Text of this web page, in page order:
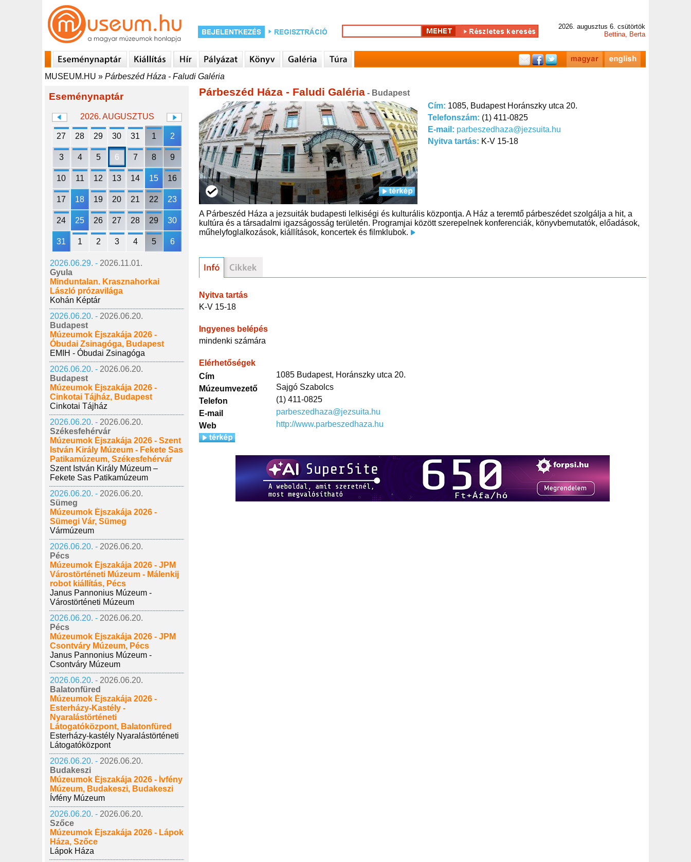
2026. augusztus 6. csütörtök
Bettina, Berta
MUSEUM.HU » Párbeszéd Háza - Faludi Galéria
Eseménynaptár
2026. AUGUSZTUS
27 28 29 30 31 1 2
3 4 5 6 7 8 9
10 11 12 13 14 15 16
17 18 19 20 21 22 23
24 25 26 27 28 29 30
31 1 2 3 4 5 6
2026.06.29. - 2026.11.01.
Gyula
Minduntalan. Krasznahorkai
László prózavilága
Kohán Képtár
2026.06.20. - 2026.06.20.
Budapest
Múzeumok Éjszakája 2026 -
Óbudai Zsinagóga, Budapest
EMIH - Óbudai Zsinagóga
2026.06.20. - 2026.06.20.
Budapest
Múzeumok Éjszakája 2026 -
Cinkotai Tájház, Budapest
Cinkotai Tájház
2026.06.20. - 2026.06.20.
Székesfehérvár
Múzeumok Éjszakája 2026 - Szent
István Király Múzeum - Fekete Sas
Patikamúzeum, Székesfehérvár
Szent István Király Múzeum –
Fekete Sas Patikamúzeum
2026.06.20. - 2026.06.20.
Sümeg
Múzeumok Éjszakája 2026 -
Sümegi Vár, Sümeg
Vármúzeum
2026.06.20. - 2026.06.20.
Pécs
Múzeumok Éjszakája 2026 - JPM
Várostörténeti Múzeum - Málenkij
robot kiállítás, Pécs
Janus Pannonius Múzeum -
Várostörténeti Múzeum
2026.06.20. - 2026.06.20.
Pécs
Múzeumok Éjszakája 2026 - JPM
Csontváry Múzeum, Pécs
Janus Pannonius Múzeum -
Csontváry Múzeum
2026.06.20. - 2026.06.20.
Balatonfüred
Múzeumok Éjszakája 2026 -
Esterházy-Kastély -
Nyaralástörténeti
Látogatóközpont, Balatonfüred
Esterházy-kastély Nyaralástörténeti
Látogatóközpont
2026.06.20. - 2026.06.20.
Budakeszi
Múzeumok Éjszakája 2026 - Ívfény
Múzeum, Budakeszi, Budakeszi
Ívfény Múzeum
2026.06.20. - 2026.06.20.
Szőce
Múzeumok Éjszakája 2026 - Lápok
Háza, Szőce
Lápok Háza
Párbeszéd Háza - Faludi Galéria - Budapest
Cím: 1085, Budapest Horánszky utca 20.
Telefonszám: (1) 411-0825
E-mail: parbeszedhaza@jezsuita.hu
Nyitva tartás: K-V 15-18
A Párbeszéd Háza a jezsuiták budapesti lelkiségi és kulturális központja. A Ház a teremtő párbeszédet szolgálja a hit, a
kultúra és a társadalmi igazságosság területén. Programjai között szerepelnek konferenciák, könyvbemutatók, előadások,
műhelyfoglalkozások, kiállítások, koncertek és filmklubok.
Nyitva tartás
K-V 15-18
Ingyenes belépés
mindenki számára
Elérhetőségek
Cím
1085 Budapest, Horánszky utca 20.
Múzeumvezető
Sajgó Szabolcs
Telefon
(1) 411-0825
E-mail
parbeszedhaza@jezsuita.hu
Web
http://www.parbeszedhaza.hu